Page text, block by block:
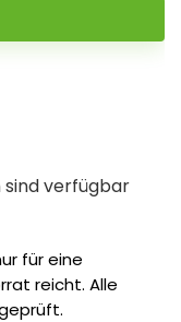
sind verfügbar
für eine
reicht. Alle